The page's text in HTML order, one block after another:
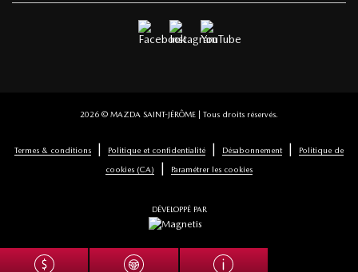
2026 © MAZDA SAINT-JÉRÔME | Tous droits réservés.
Termes & conditions Politique et confidentialité Désabonnement
Politique de
cookies (CA)
Paramétrer les cookies
DÉVELOPPÉ PAR